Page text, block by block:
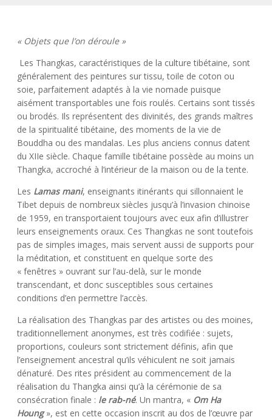
« Objets que l’on déroule »
Les Thangkas, caractéristiques de la culture tibétaine, sont
généralement des peintures sur tissu, toile de coton ou
soie, parfaitement adaptés à la vie nomade puisque
aisément transportables une fois roulés. Certains sont tissés
ou brodés. Ils représentent des divinités, des grands maîtres
de la spiritualité tibétaine, des moments de la vie de
Bouddha ou des mandalas. Les plus anciens connus datent
du XIIe siècle. Chaque famille tibétaine possède au moins un
Thangka, accroché à l’intérieur de la maison ou de la tente.
Les Lamas mani, enseignants itinérants qui sillonnaient le
Tibet depuis de nombreux siècles jusqu’à l’invasion chinoise
de 1959, en transportaient toujours avec eux afin d’illustrer
leurs enseignements oraux. Ces Thangkas ne sont toutefois
pas de simples images, mais servent aussi de supports pour
la méditation, et constituent en quelque sorte des
« fenêtres » ouvrant sur l’au-delà, sur le monde
transcendant, et donc susceptibles sous certaines
conditions d’en permettre l’accès.
La réalisation des Thangkas par des artistes ou des moines,
traditionnellement anonymes, est très codifiée : sujets,
proportions, couleurs sont strictement définis, afin que
l’enseignement ancestral qu’ils véhiculent ne soit jamais
dénaturé. Des rites président au commencement de la
réalisation du Thangka ainsi qu’à la cérémonie de sa
consécration finale : le rab-né. Un mantra, « Om Ha
Houng», est en cette occasion inscrit au dos de l’œuvre par